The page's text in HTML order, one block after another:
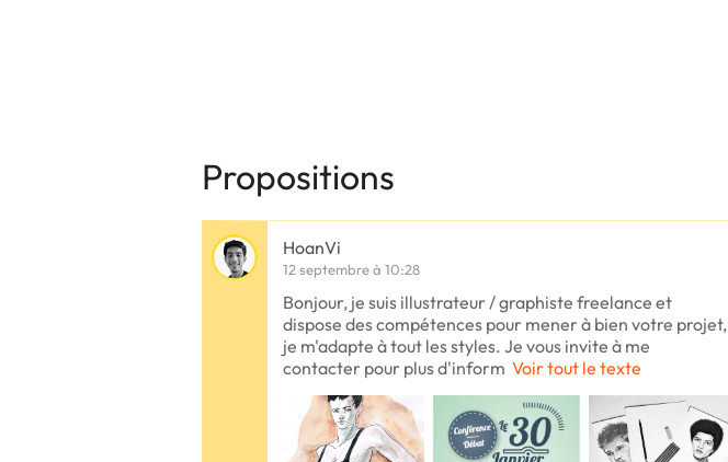
Propositions
HoanVi
12 septembre à 10:28
Bonjour, je suis illustrateur / graphiste freelance et
dispose des compétences pour mener à bien votre projet,
je m'adapte à tout les styles. Je vous invite à me
contacter pour plus d'inform Voir tout le texte